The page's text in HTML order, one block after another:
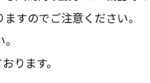
すのでご注意ください。
ります。